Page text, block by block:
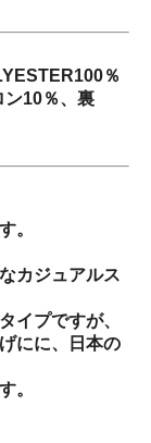
％
ン10％、裏
。
カジュアルス
イプですが、
にに、日本の
。